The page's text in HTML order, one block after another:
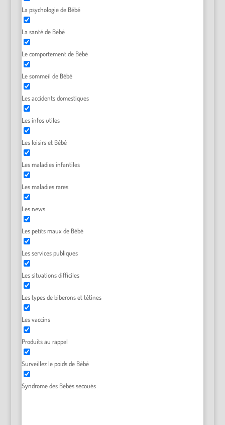
La psychologie de Bébé
La santé de Bébé
Le comportement de Bébé
Le sommeil de Bébé
Les accidents domestiques
Les infos utiles
Les loisirs et Bébé
Les maladies infantiles
Les maladies rares
Les news
Les petits maux de Bébé
Les services publiques
Les situations difficiles
Les types de biberons et tétines
Les vaccins
Produits au rappel
Surveillez le poids de Bébé
Syndrome des Bébés secoués